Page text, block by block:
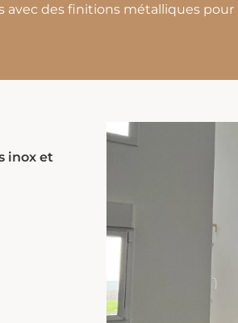
avec des finitions métalliques
inox et